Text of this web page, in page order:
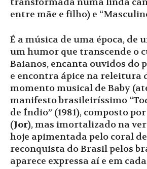
entre mãe e filho) e
É a música de uma época, de
um humor que transcende o
Baianos, encanta ouvidos do
e encontra ápice na releitura
momento musical de Baby
manifesto brasileiríssimo
de Índio” (1981), composto por
(Jor), mas imortalizado na
hoje apimentada pelo coral
reconquista do Brasil pelos
aparece expressa aí e em